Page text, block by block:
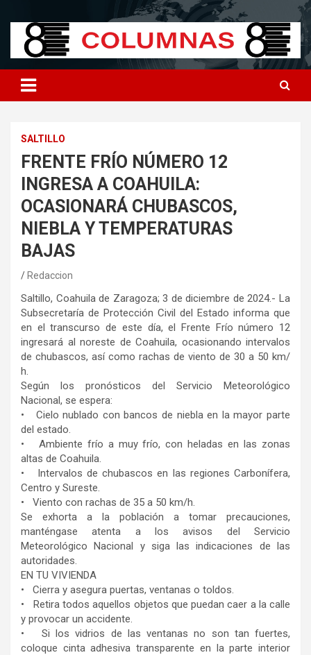
content
8columnas
SALTILLO
FRENTE FRÍO NÚMERO 12
INGRESA A COAHUILA:
OCASIONARÁ CHUBASCOS,
NIEBLA Y TEMPERATURAS
BAJAS
Redaccion
Saltillo, Coahuila de Zaragoza; 3 de diciembre de 2024.- La
Subsecretaría de Protección Civil del Estado informa que
en el transcurso de este día, el Frente Frío número 12
ingresará al noreste de Coahuila, ocasionando intervalos
de chubascos, así como rachas de viento de 30 a 50 km/
h.
Según los pronósticos del Servicio Meteorológico
Nacional, se espera:
• ⁠ ⁠ Cielo nublado con bancos de niebla en la mayor parte
del estado.
• ⁠ ⁠ Ambiente frío a muy frío, con heladas en las zonas
altas de Coahuila.
• ⁠ ⁠ Intervalos de chubascos en las regiones Carbonífera,
Centro y Sureste.
• ⁠ ⁠ Viento con rachas de 35 a 50 km/h.
Se exhorta a la población a tomar precauciones,
manténgase atenta a los avisos del Servicio
Meteorológico Nacional y siga las indicaciones de las
autoridades.
EN TU VIVIENDA
• ⁠ ⁠ Cierra y asegura puertas, ventanas o toldos.
• ⁠ ⁠ Retira todos aquellos objetos que puedan caer a la calle
y provocar un accidente.
• ⁠ ⁠ Si los vidrios de las ventanas no son tan fuertes,
coloque cinta adhesiva transparente en la parte interior